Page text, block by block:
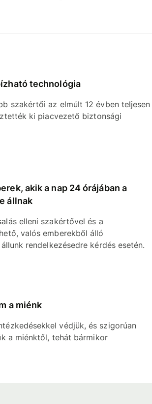
technológia
szakértői az elmúlt 12 évben teljesen
ki piacvezető biztonsági
akik a nap 24 órájában a
állnak
elleni szakértővel és a
valós emberekből álló
rendelkezésedre kérdés esetén.
a miénk
védjük, és szigorúan
a miénktől, tehát bármikor